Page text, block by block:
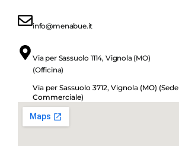
info@menabue.it
Via per Sassuolo 1114, Vignola (MO)
(Officina)
Via per Sassuolo 3712, Vignola (MO) (Sede
Commerciale)